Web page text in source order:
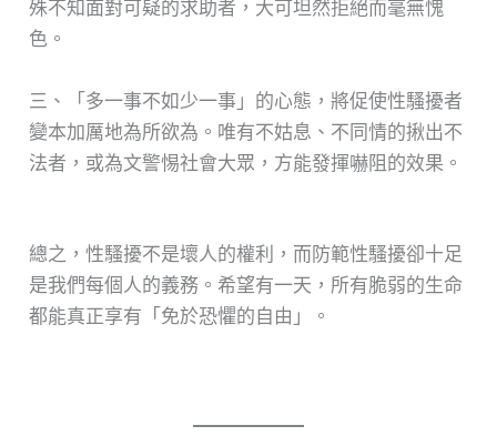
殊不知面對可疑的求助者，大可坦然拒絕而毫無愧
色。
三、「多一事不如少一事」的心態，將促使性騷擾者
變本加厲地為所欲為。唯有不姑息、不同情的揪出不
法者，或為文警惕社會大眾，方能發揮嚇阻的效果。
總之，性騷擾不是壞人的權利，而防範性騷擾卻十足
是我們每個人的義務。希望有一天，所有脆弱的生命
都能真正享有「免於恐懼的自由」。